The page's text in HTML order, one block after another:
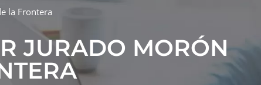
la Frontera
JURADO MORÓN